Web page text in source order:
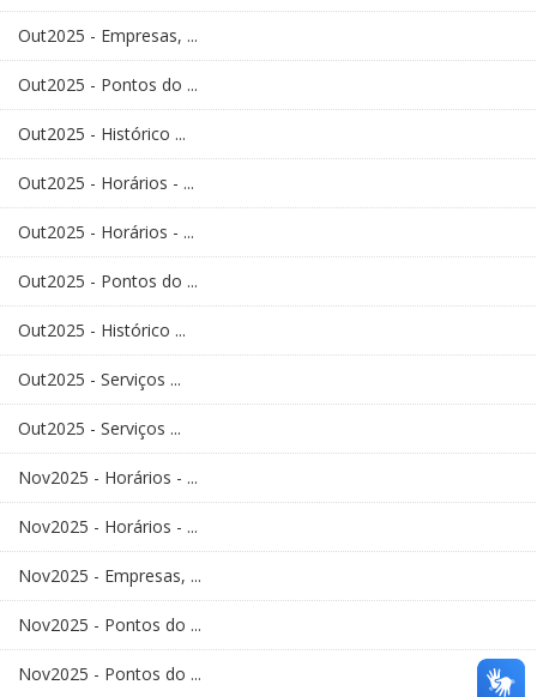
Out2025 - Empresas, ...
Out2025 - Pontos do ...
Out2025 - Histórico ...
Out2025 - Horários - ...
Out2025 - Horários - ...
Out2025 - Pontos do ...
Out2025 - Histórico ...
Out2025 - Serviços ...
Out2025 - Serviços ...
Nov2025 - Horários - ...
Nov2025 - Horários - ...
Nov2025 - Empresas, ...
Nov2025 - Pontos do ...
Nov2025 - Pontos do ...